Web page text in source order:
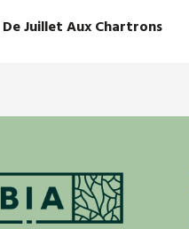
Juillet Aux Chartrons